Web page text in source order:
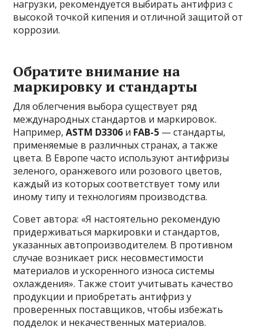
нагрузки, рекомендуется выбирать антифриз с
высокой точкой кипения и отличной защитой от
коррозии.
Обратите внимание на
маркировку и стандарты
Для облегчения выбора существует ряд
международных стандартов и маркировок.
Например, ASTM D3306 и FAB-5 — стандарты,
применяемые в различных странах, а также
цвета. В Европе часто используют антифризы
зеленого, оранжевого или розового цветов,
каждый из которых соответствует тому или
иному типу и технологиям производства.
Совет автора: «Я настоятельно рекомендую
придерживаться маркировки и стандартов,
указанных автопроизводителем. В противном
случае возникает риск несовместимости
материалов и ускоренного износа системы
охлаждения». Также стоит учитывать качество
продукции и приобретать антифриз у
проверенных поставщиков, чтобы избежать
подделок и некачественных материалов.